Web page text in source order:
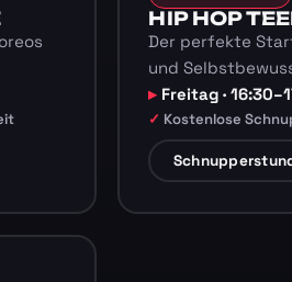
HIP HOP
Der perfekte
und
Freitag ·
Kostenlose